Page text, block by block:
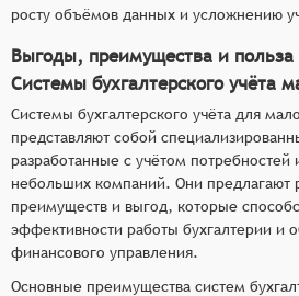
росту объёмов данных и усложнению
Выгоды, преимущества и
Системы бухгалтерского учёта
Системы бухгалтерского учёта для
представляют собой
разработанные с учётом потребностей
небольших компаний. Они предлагают
преимуществ и выгод, которые
эффективности работы бухгалтерии и
финансового управления.
Основные преимущества систем